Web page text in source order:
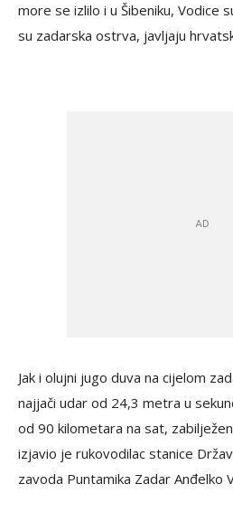
more se izlilo i u Šibeniku, Vodice
su zadarska ostrva, javljaju
Jak i olujni jugo duva na cijelom
najjači udar od 24,3 metra u
od 90 kilometara na sat,
izjavio je rukovodilac stanice
zavoda Puntamika Zadar Anđelko